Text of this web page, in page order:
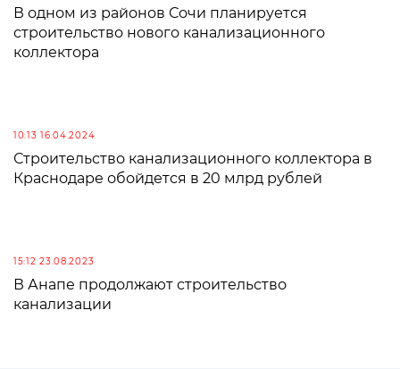
В одном из районов Сочи планируется
строительство нового канализационного
коллектора
10:13 16.04.2024
Строительство канализационного коллектора в
Краснодаре обойдется в 20 млрд рублей
15:12 23.08.2023
В Анапе продолжают строительство
канализации